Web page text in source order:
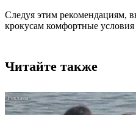
Следуя этим рекомендациям,
крокусам комфортные условия
Читайте также